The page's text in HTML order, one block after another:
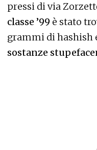
pressi di via
classe ’99 è stato
grammi di hashish
sostanze